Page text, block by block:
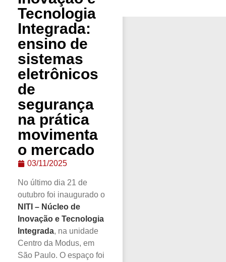
Tecnologia
Integrada:
ensino de
sistemas
eletrônicos
de
segurança
na prática
movimenta
o mercado
03/11/2025
No último dia 21 de
outubro foi inaugurado o
NITI – Núcleo de
Inovação e Tecnologia
Integrada, na unidade
Centro da Modus, em
São Paulo. O espaço foi